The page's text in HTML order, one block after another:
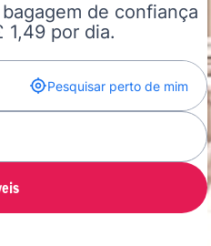
de confiança
1,49 por dia.
Pesquisar perto de mim